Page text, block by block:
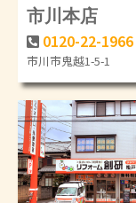
市川本店
0120-22-1966
市川市鬼越1-5-1